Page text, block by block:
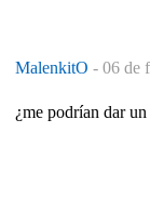
MalenkitO - 06 de
¿me podrían dar